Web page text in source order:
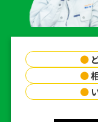
●
●
●